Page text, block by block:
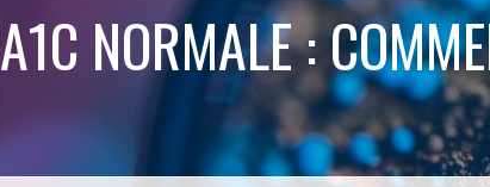
NORMALE :